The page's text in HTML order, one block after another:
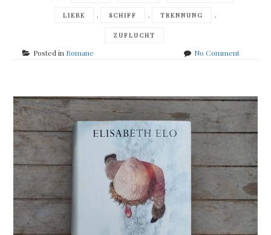
LIEBE , SCHIFF , TRENNUNG ,
ZUFLUCHT
Posted in Romane No Commenton
oder
die
Liebe
Meer